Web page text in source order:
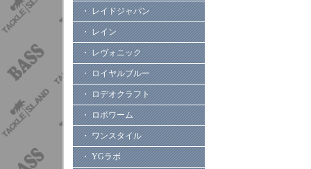
・ レイドジャパン
・ レイン
・ レヴォニック
・ ロイヤルブルー
・ ロデオクラフト
・ ロボワーム
・ ワンスタイル
・ YGラボ